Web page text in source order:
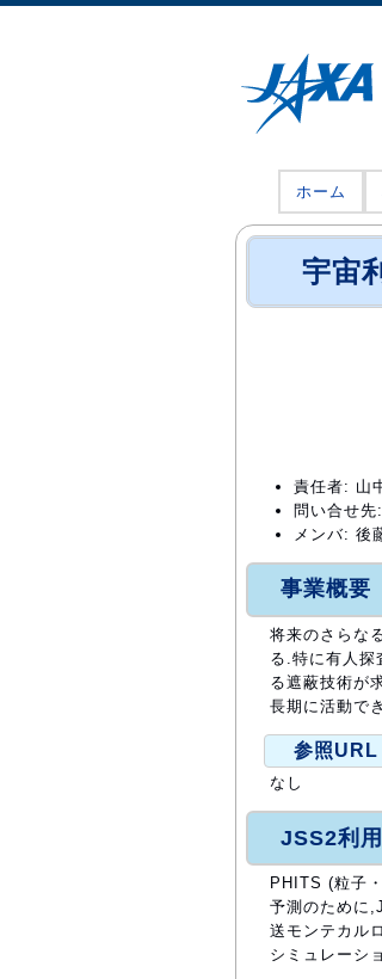
ホーム
宇宙
責任者: 山
問い合せ
メンバ: 後
事業概要
将来のさらな
る.特に有人探
る遮蔽技術が
長期に活動で
参照URL
なし
JSS2利
PHITS (粒子
予測のために
送モンテカル
シミュレーシ